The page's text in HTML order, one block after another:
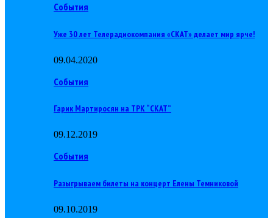
События
Уже 30 лет Телерадиокомпания «СКАТ» делает мир ярче!
09.04.2020
События
Гарик Мартиросян на ТРК “СКАТ”
09.12.2019
События
Разыгрываем билеты на концерт Елены Темниковой
09.10.2019